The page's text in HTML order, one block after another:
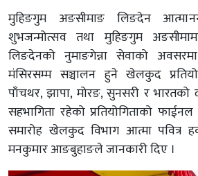
मुहिङगुम अङसीमाङ लिङदेन
शुभजन्मोत्सव तथा मुहिङगुम
लिङदेनको नुमाङगेन्ना सेवाको
मंसिरसम्म सञ्चालन हुने खेलकुद
पाँचथर, झापा, मोरङ, सुनसरी र भारतको
सहभागिता रहेको प्रतियोगिताको
समारोह खेलकुद विभाग आत्मा पवित्र
मनकुमार आङबुहाङले जानकारी दिए ।